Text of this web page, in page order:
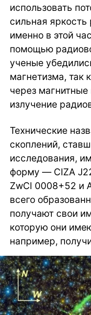
использовать
сильная яркость
именно в этой
помощью
ученые
магнетизма, так
через магнитные
излучение
Технические
скоплений,
исследования,
форму — CIZA
ZwCl 0008+52 и
всего
получают свои
которую они
например,